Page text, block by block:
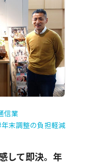
信業
末調整の負担軽減
して即決。年